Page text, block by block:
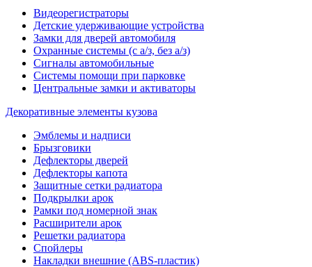
Видеорегистраторы
Детские удерживающие устройства
Замки для дверей автомобиля
Охранные системы (с а/з, без а/з)
Сигналы автомобильные
Системы помощи при парковке
Центральные замки и активаторы
Декоративные элементы кузова
Эмблемы и надписи
Брызговики
Дефлекторы дверей
Дефлекторы капота
Защитные сетки радиатора
Подкрылки арок
Рамки под номерной знак
Расширители арок
Решетки радиатора
Спойлеры
Накладки внешние (ABS-пластик)